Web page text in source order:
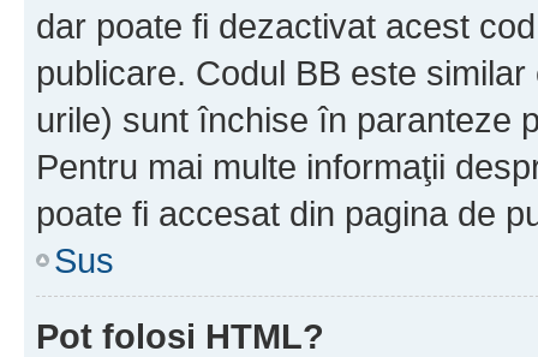
dar poate fi dezactivat acest
publicare. Codul BB este
urile) sunt închise în paranteze
Pentru mai multe informaţii
poate fi accesat din pagina de
Sus
Pot folosi HTML?